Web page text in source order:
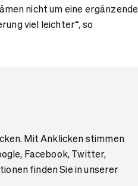
nicht um eine ergänzende
viel leichter“, so
Mit Anklicken stimmen
Facebook, Twitter,
finden Sie in unserer